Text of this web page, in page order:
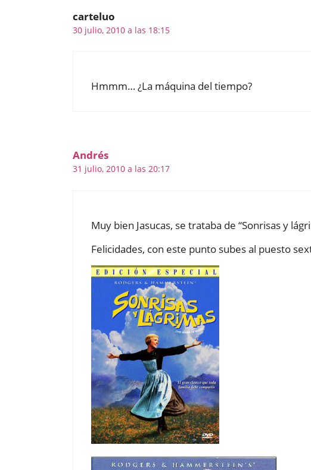
carteluo
30 julio, 2010 a las 18:15
Hmmm… ¿La máquina del tiempo?
Andrés
31 julio, 2010 a las 20:17
Muy bien Jasucas, se trataba de “Sonrisas y
Felicidades, con este punto subes al puesto